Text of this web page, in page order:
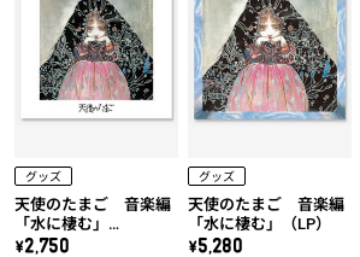
グッズ
天使のたまご 音楽編
「水に棲む」
（UHQCD）
\2,750
グッズ
天使のたまご 音楽編
「水に棲む」（LP）
\5,280